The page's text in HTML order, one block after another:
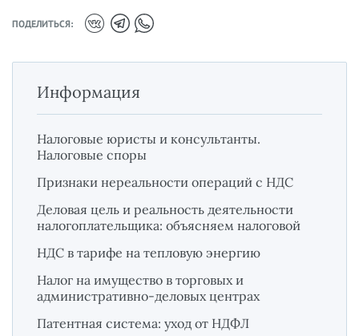
ПОДЕЛИТЬСЯ:
Информация
Налоговые юристы и консультанты.
Налоговые споры
Признаки нереальности операций с НДС
Деловая цель и реальность деятельности
налогоплательщика: объясняем налоговой
НДС в тарифе на тепловую энергию
Налог на имущество в торговых и
административно-деловых центрах
Патентная система: уход от НДФЛ